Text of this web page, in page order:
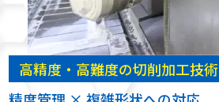
高精度・高難度の切削加工技術